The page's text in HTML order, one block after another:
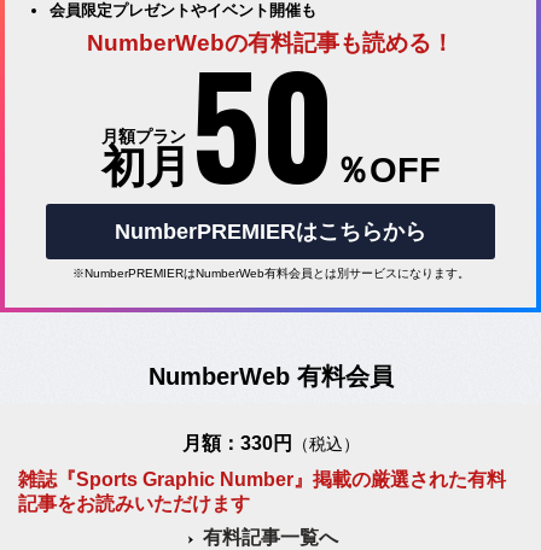
会員限定プレゼントやイベント開催も
NumberWebの有料記事も読める！
月額プラン
初月 50 ％OFF
NumberPREMIERはこちらから
※NumberPREMIERはNumberWeb有料会員とは別サービスになります。
NumberWeb 有料会員
月額：330円 （税込）
雑誌『Sports Graphic Number』掲載の厳選された有料
記事をお読みいただけます
有料記事一覧へ